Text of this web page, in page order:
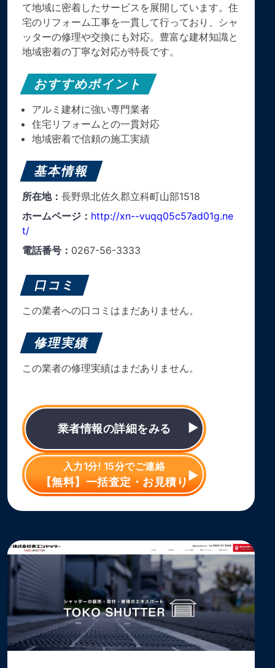
て地域に密着したサービスを展開しています。住
宅のリフォーム工事を一貫して行っており、シャ
ッターの修理や交換にも対応。豊富な建材知識と
地域密着の丁寧な対応が特長です。
おすすめポイント
アルミ建材に強い専門業者
住宅リフォームとの一貫対応
地域密着で信頼の施工実績
基本情報
所在地： 長野県北佐久郡立科町山部1518
ホームページ： http://xn--vuqq05c57ad01g.ne
t/
電話番号： 0267-56-3333
口コミ
この業者への口コミはまだありません。
修理実績
この業者の修理実績はまだありません。
業者情報の詳細をみる
入力1分! 15分でご連絡
【無料】一括査定・お見積り